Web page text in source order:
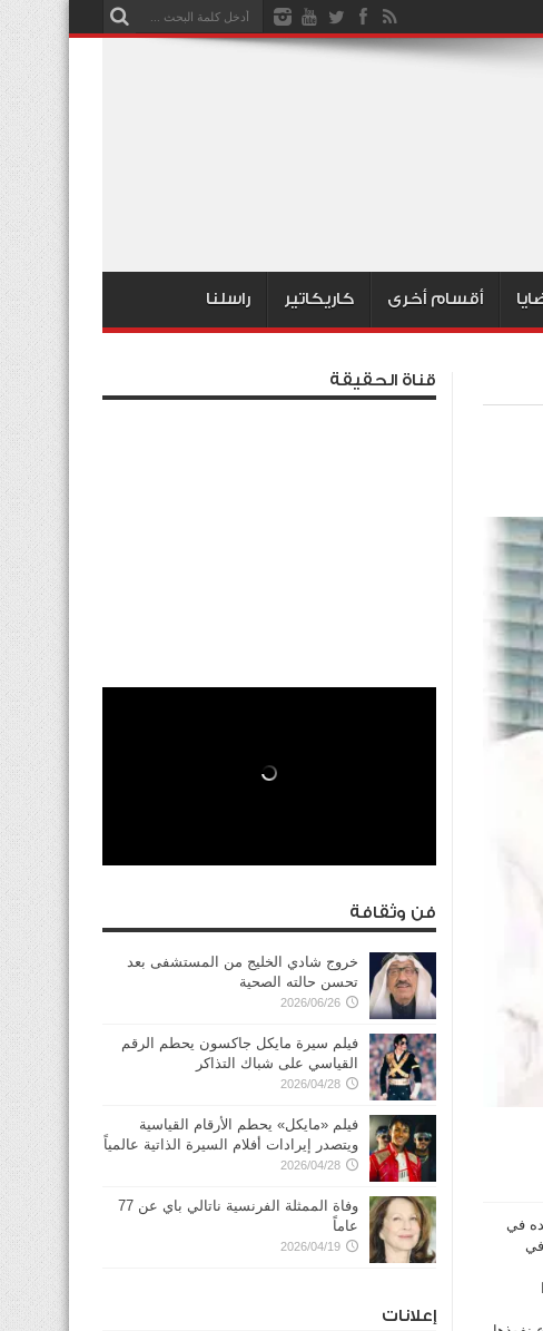
أقسام أخرى كاريكاتير راسلنا
في
في
قناة الحقيقة
فن وثقافة
خروج شادي الخليج من المستشفى بعد
تحسن حالته الصحية
2026/06/26
فيلم سيرة مايكل جاكسون يحطم الرقم
القياسي على شباك التذاكر
2026/04/28
فيلم «مايكل» يحطم الأرقام القياسية
ويتصدر إيرادات أفلام السيرة الذاتية عالمياً
2026/04/28
وفاة الممثلة الفرنسية ناتالي باي عن 77
عاماً
2026/04/19
إعلانات